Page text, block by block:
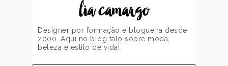
lia camargo
Designer por formação e blogueira desde
2000. Aqui no blog falo sobre moda,
beleza e estilo de vida!